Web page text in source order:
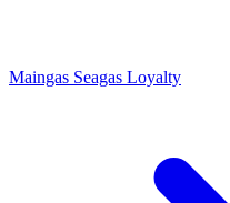
Maingas Seagas Loyalty